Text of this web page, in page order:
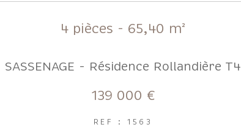
4 pièces - 65,40 m²
SASSENAGE - Résidence Rollandière T4
139 000 €
REF : 1563